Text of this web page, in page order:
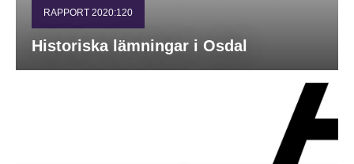
RAPPORT 2020:120
Historiska lämningar i Osdal